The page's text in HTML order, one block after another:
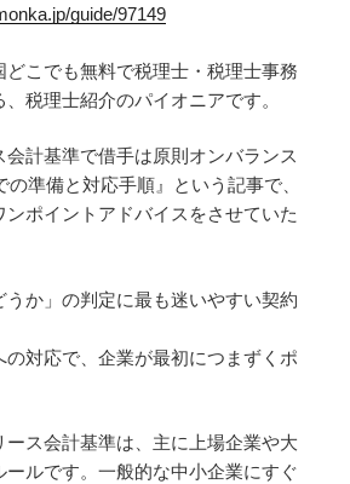
guide/97149
どこでも無料で税理士・税理士事務
税理士紹介のパイオニアです。
計基準で借手は原則オンバランス
準備と対応手順』という記事で、
ンポイントアドバイスをさせていた
か」の判定に最も迷いやすい契約
の対応で、企業が最初につまずくポ
ス会計基準は、主に上場企業や大
ルです。一般的な中小企業にすぐ